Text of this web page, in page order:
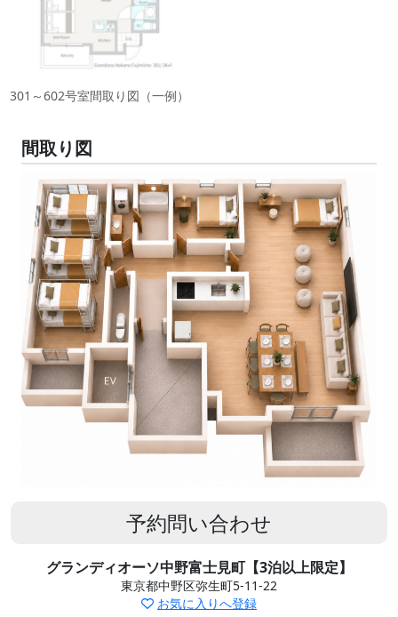
301～602号室間取り図（一例）
間取り図
予約問い合わせ
グランディオーソ中野富士見町【3泊以上限定】
東京都中野区弥生町5-11-22
お気に入りへ登録